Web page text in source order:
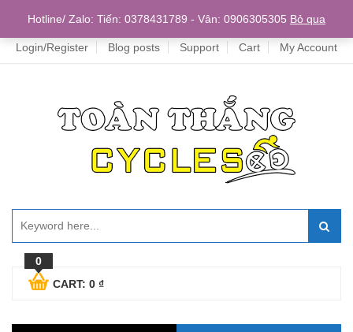
Home
Login/Register Blog posts Support Cart My Account
0
CART: 0 ₫
Hotline/ Zalo: Tiến: 0378431789 - Vân: 0906305305 Bỏ qua